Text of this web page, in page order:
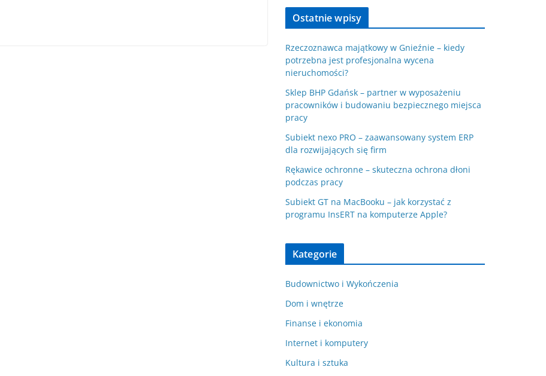
Ostatnie wpisy
Rzeczoznawca majątkowy w Gnieźnie – kiedy
potrzebna jest profesjonalna wycena
nieruchomości?
Sklep BHP Gdańsk – partner w wyposażeniu
pracowników i budowaniu bezpiecznego miejsca
pracy
Subiekt nexo PRO – zaawansowany system ERP
dla rozwijających się firm
Rękawice ochronne – skuteczna ochrona dłoni
podczas pracy
Subiekt GT na MacBooku – jak korzystać z
programu InsERT na komputerze Apple?
Kategorie
Budownictwo i Wykończenia
Dom i wnętrze
Finanse i ekonomia
Internet i komputery
Kultura i sztuka